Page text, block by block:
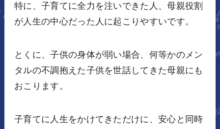
特に、子育てに全力を注いできた人、母親役割
が人生の中心だった人に起こりやすいです。
とくに、子供の身体が弱い場合、何等かのメン
タルの不調抱えた子供を世話してきた母親にも
おこります。
子育てに人生をかけてきただけに、安心と同時